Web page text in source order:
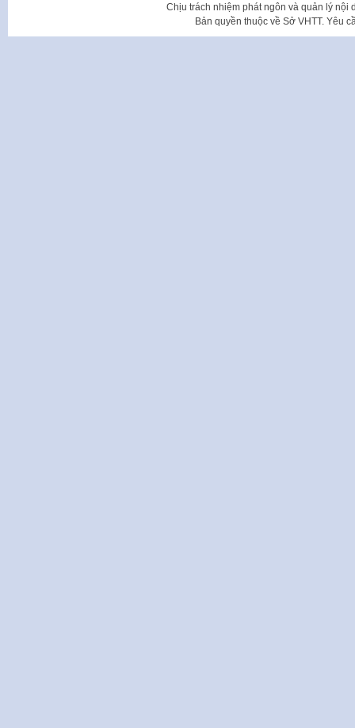
Chịu trách nhiệm phát ngôn và quản lý nội
Bản quyền thuộc về Sở VHTT. Yêu